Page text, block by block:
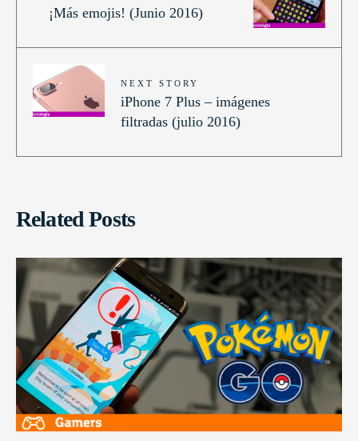
¡Más emojis! (Junio 2016)
NEXT STORY
iPhone 7 Plus – imágenes
filtradas (julio 2016)
Related Posts